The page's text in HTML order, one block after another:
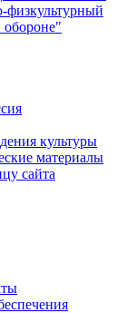
физкультурный
обороне"
культуры
материалы
сайта